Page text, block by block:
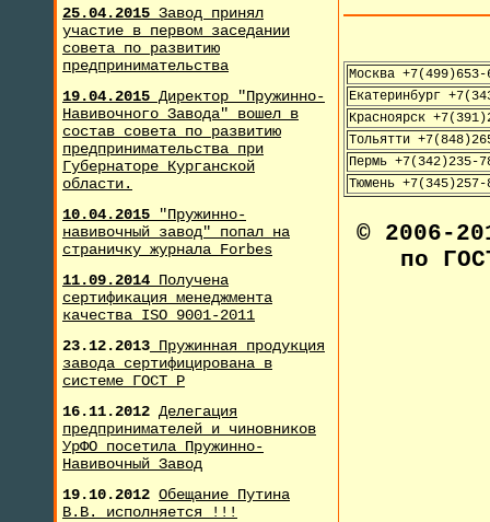
25.04.2015 Завод принял
участие в первом заседании
совета по развитию
предпринимательства
19.04.2015 Директор "Пружинно-
Навивочного Завода" вошел в
состав совета по развитию
предпринимательства при
Губернаторе Курганской
области.
10.04.2015 "Пружинно-
навивочный завод" попал на
страничку журнала Forbes
11.09.2014 Получена
сертификация менеджмента
качества ISO 9001-2011
23.12.2013 Пружинная продукция
завода сертифицирована в
системе ГОСТ Р
16.11.2012 Делегация
предпринимателей и чиновников
УрФО посетила Пружинно-
Навивочный Завод
19.10.2012 Обещание Путина
В.В. исполняется !!!
Москва +7(499)653-
Екатеринбург
Красноярск
Тольятти
Пермь +7(342)235-
Тюмень +7(345)257-
© 2006-
по